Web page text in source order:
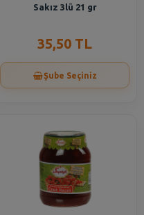
Sakız 3lü 21 gr
35,50 TL
Şube Seçiniz